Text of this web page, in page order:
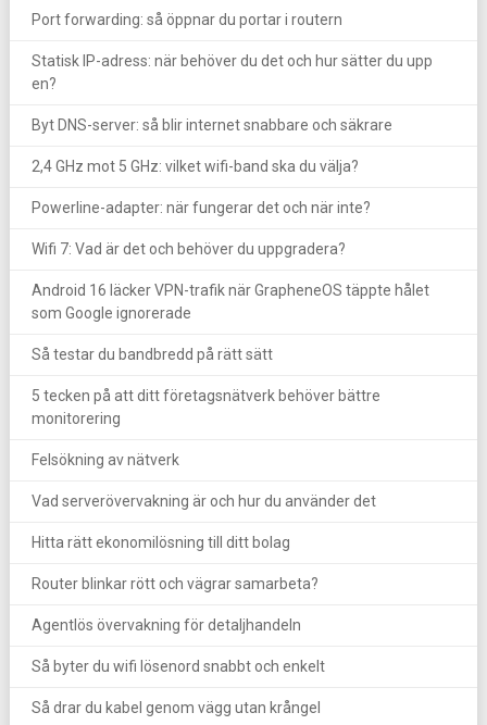
Port forwarding: så öppnar du portar i routern
Statisk IP-adress: när behöver du det och hur sätter du upp
en?
Byt DNS-server: så blir internet snabbare och säkrare
2,4 GHz mot 5 GHz: vilket wifi-band ska du välja?
Powerline-adapter: när fungerar det och när inte?
Wifi 7: Vad är det och behöver du uppgradera?
Android 16 läcker VPN-trafik när GrapheneOS täppte hålet
som Google ignorerade
Så testar du bandbredd på rätt sätt
5 tecken på att ditt företagsnätverk behöver bättre
monitorering
Felsökning av nätverk
Vad serverövervakning är och hur du använder det
Hitta rätt ekonomilösning till ditt bolag
Router blinkar rött och vägrar samarbeta?
Agentlös övervakning för detaljhandeln
Så byter du wifi lösenord snabbt och enkelt
Så drar du kabel genom vägg utan krångel